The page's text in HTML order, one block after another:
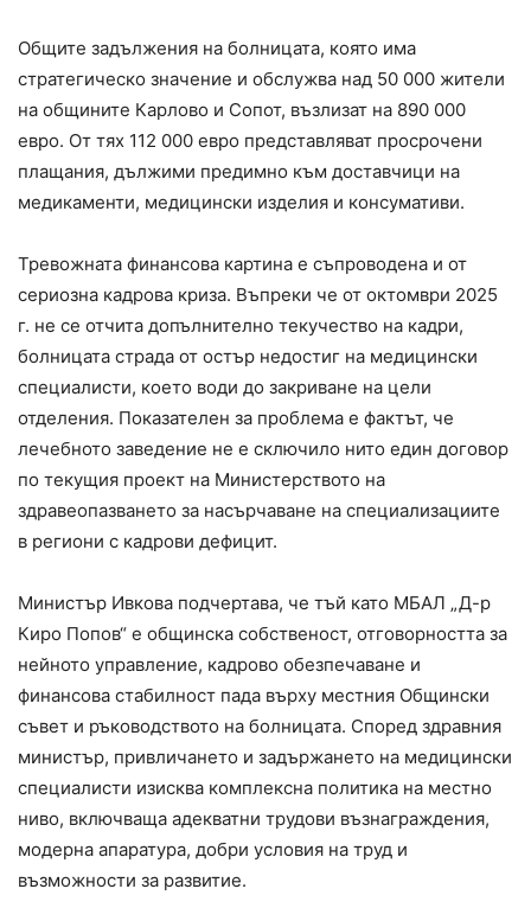
Общите задължения на болницата, която има
стратегическо значение и обслужва над 50 000 жители
на общините Карлово и Сопот, възлизат на 890 000
евро. От тях 112 000 евро представляват просрочени
плащания, дължими предимно към доставчици на
медикаменти, медицински изделия и консумативи.
Тревожната финансова картина е съпроводена и от
сериозна кадрова криза. Въпреки че от октомври 2025
г. не се отчита допълнително текучество на кадри,
болницата страда от остър недостиг на медицински
специалисти, което води до закриване на цели
отделения. Показателен за проблема е фактът, че
лечебното заведение не е сключило нито един договор
по текущия проект на Министерството на
здравеопазването за насърчаване на специализациите
в региони с кадрови дефицит.
Министър Ивкова подчертава, че тъй като МБАЛ „Д-р
Киро Попов“ е общинска собственост, отговорността за
нейното управление, кадрово обезпечаване и
финансова стабилност пада върху местния Общински
съвет и ръководството на болницата. Според здравния
министър, привличането и задържането на медицински
специалисти изисква комплексна политика на местно
ниво, включваща адекватни трудови възнаграждения,
модерна апаратура, добри условия на труд и
възможности за развитие.